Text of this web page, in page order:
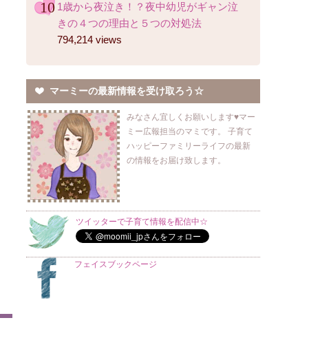
1歳から夜泣き！？夜中幼児がギャン泣
きの４つの理由と５つの対処法
794,214 views
マーミーの最新情報を受け取ろう☆
みなさん宜しくお願いします♥マー
ミー広報担当のマミです。 子育て
ハッピーファミリーライフの最新
の情報をお届け致します。
ツイッターで子育て情報を配信中☆
フェイスブックページ